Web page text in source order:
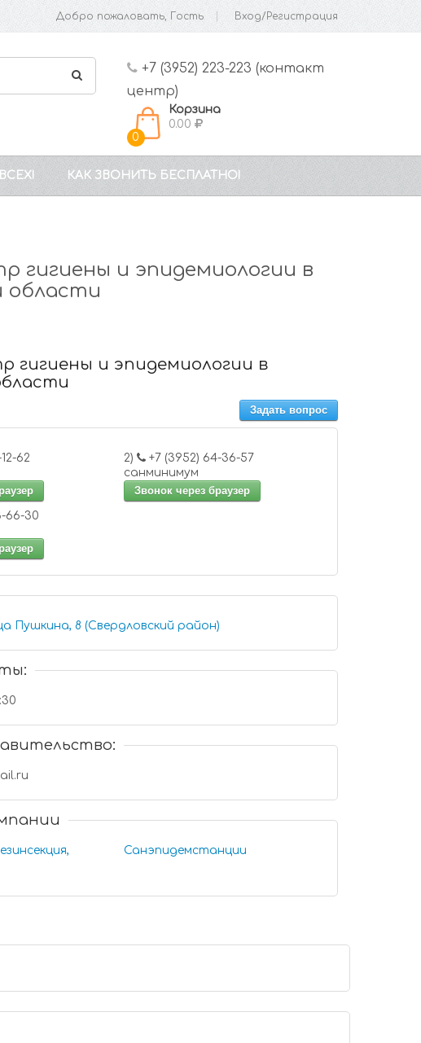
Добро пожаловать, Гость Вход/Регистрация
+7 (3952) 223-223 (контакт
центр)
0
Корзина
0.00
КАК ЗВОНИТЬ БЕСПЛАТНО!
гигиены и эпидемиологии в
области
гигиены и эпидемиологии в
Задать вопрос
2)
+7 (3952) 64-36-57
санминимум
Звонок через браузер
Пушкина, 8 (Свердловский район)
Санэпидемстанции